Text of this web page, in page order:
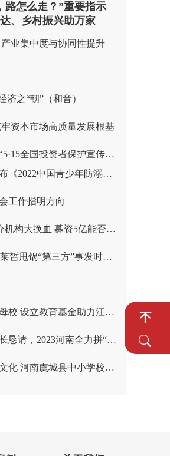
路怎么走？”重要指示
乡村振兴助万家
业集中度与协同性提升
济之“韧”（和音）
资本市场高质量发展根基
中国证监会举办2026年“5·15全国投资者保护宣传日”活动 健全投融资相协调市场功能 多措并举支持投资者依法维权
人民网舆情数据中心发布《2022中国青少年防溺水大数据报告》
工作指明方向
智迪科技IPO再闯关中介机构大换血 募资5亿能否扭转增收不增利困局
“虚假宣传”事件发酵 黛莱皙甩锅“第三方”事发时为其全资子公司
旭晶半导体朱明明心系母校 设立教育基金助力江苏师范大学发展
杨建国：书记提议、省长恳请，2023河南全力拼“三农”！
走进北大燕园厚植历史文化 河南虞城县中小学校校长走进北大校园“充电”